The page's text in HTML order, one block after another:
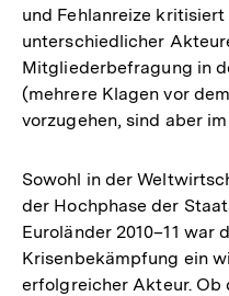
und Fehlanreize
unterschiedlicher
Mitgliederbefragung in
(mehrere Klagen vor
vorzugehen, sind aber
Sowohl in der
der Hochphase der
Euroländer 2010–11 war
Krisenbekämpfung ein
erfolgreicher Akteur. Ob